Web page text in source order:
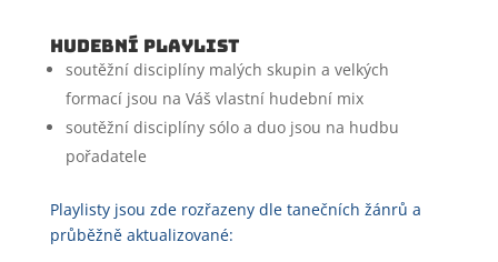
Hudební playlist
soutěžní disciplíny malých skupin a velkých
formací jsou na Váš vlastní hudební mix
soutěžní disciplíny sólo a duo jsou na hudbu
pořadatele
Playlisty jsou zde rozřazeny dle tanečních žánrů a
průběžně aktualizované: